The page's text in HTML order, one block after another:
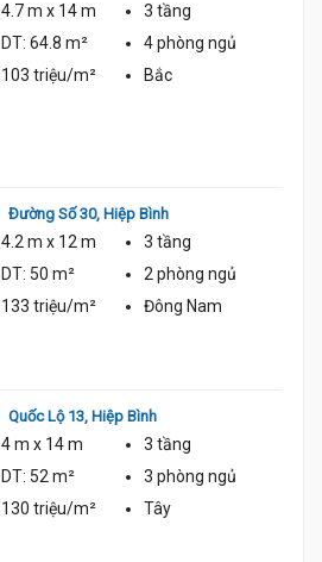
4.7 m x 14 m
3 tầng
DT: 64.8 m² 4 phòng ngủ
103 triệu/m²
Bắc
Đường Số 30, Hiệp Bình
4.2 m x 12 m
3 tầng
DT: 50 m² 2 phòng ngủ
133 triệu/m²
Đông Nam
Quốc Lộ 13, Hiệp Bình
4 m x 14 m
3 tầng
DT: 52 m² 3 phòng ngủ
130 triệu/m²
Tây